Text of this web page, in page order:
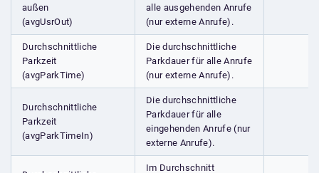
außen
(avgUsrOut)
alle ausgehenden Anrufe
(nur externe Anrufe).
Durchschnittliche
Parkzeit
(avgParkTime)
Die durchschnittliche
Parkdauer für alle Anrufe
(nur externe Anrufe).
Durchschnittliche
Parkzeit
(avgParkTimeIn)
Die durchschnittliche
Parkdauer für alle
eingehenden Anrufe (nur
externe Anrufe).
Im Durchschnitt